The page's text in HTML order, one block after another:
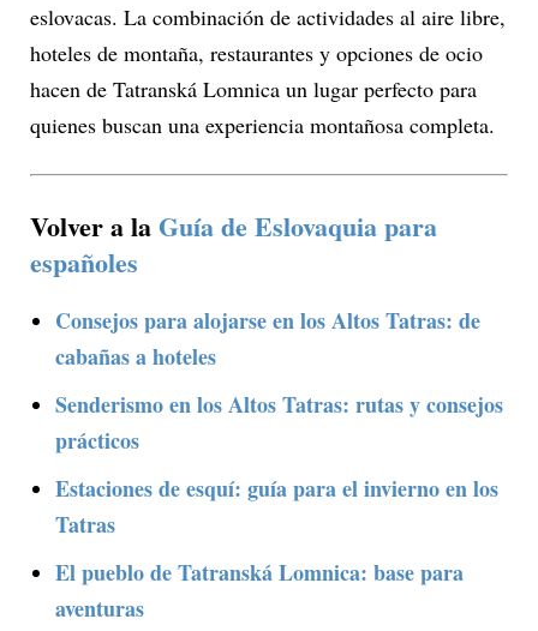
eslovacas. La combinación de actividades al aire libre,
hoteles de montaña, restaurantes y opciones de ocio
hacen de Tatranská Lomnica un lugar perfecto para
quienes buscan una experiencia montañosa completa.
Volver a laGuía de Eslovaquia para
españoles
Consejos para alojarse en los Altos Tatras: de
cabañas a hoteles
Senderismo en los Altos Tatras: rutas y consejos
prácticos
Estaciones de esquí: guía para el invierno en los
Tatras
El pueblo de Tatranská Lomnica: base para
aventuras